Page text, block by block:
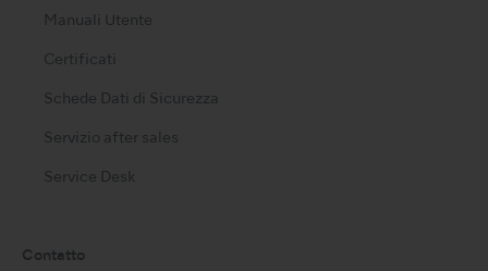
Manuali Utente
Certificati
Schede Dati di Sicurezza
Servizio after sales
Service Desk
Contatto